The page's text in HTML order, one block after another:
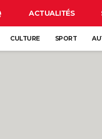
ACTUALITÉS
CULTURE SPORT